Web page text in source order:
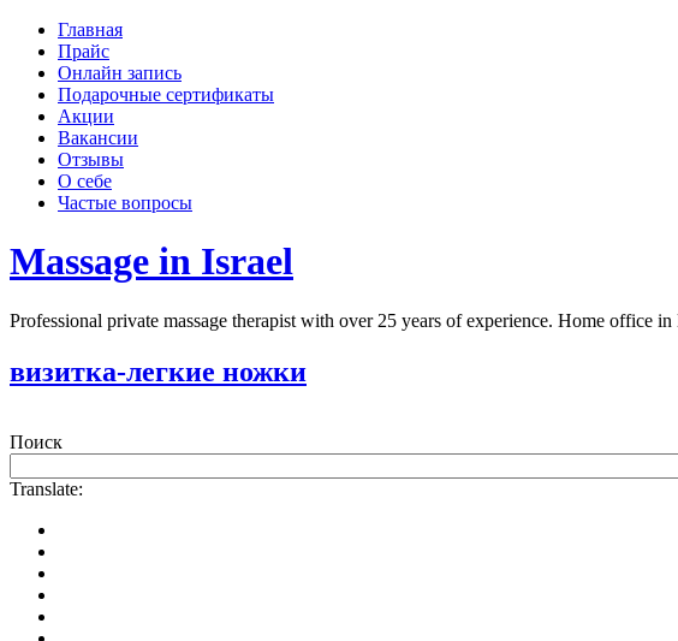
Главная
Прайс
Онлайн запись
Подарочные сертификаты
Акции
Вакансии
Отзывы
О себе
Частые вопросы
Massage in Israel
Professional private massage therapist with over 25 years of experience. Home office
визитка-легкие ножки
Поиск
Translate: